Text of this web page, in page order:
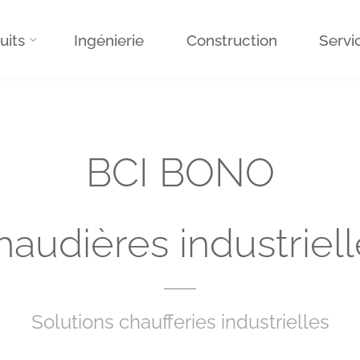
Ingénierie Construction
BCI BONO
Solutions chaufferies industrielles